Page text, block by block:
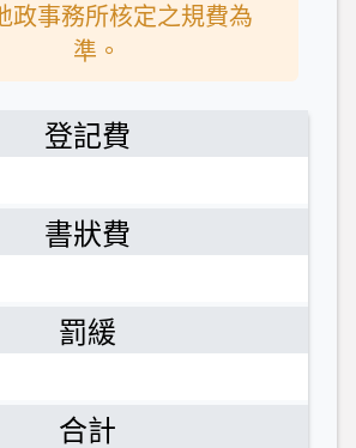
政事務所核定之規費為
準。
登記費
書狀費
罰緩
合計